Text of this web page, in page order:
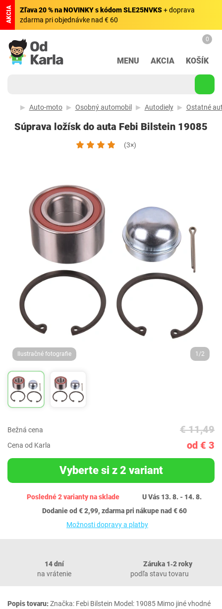
AKCIA Zľava 20 % na NOVINKY s kódom SLE25NVKS+ doprava
zdarma pri objednávke nad € 60
MENU AKCIA
0
KOŠÍK
Auto-moto Osobný automobil Autodiely Ostatné
Súprava ložísk do auta Febi Bilstein 19085
(3×)
Ilustračné fotografie 1/2
Bežná cena € 11,49
Cena od Karla od € 3
Vyberte si z 2 variant
Posledné 2 varianty na sklade
U Vás 13. 8. - 14. 8.
Dodanie od € 2,99, zdarma pri nákupe nad € 60
Možnosti dopravy a platby
14 dní
na vrátenie
Záruka 1‐2 roky
podľa stavu tovaru
Popis tovaru:Značka: Febi Bilstein Model: 19085 Mimo jiné vhodné